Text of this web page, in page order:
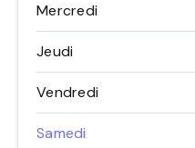
Mercredi
Jeudi
Vendredi
Samedi